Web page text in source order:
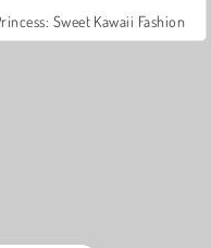
Sweet Kawaii Fashion